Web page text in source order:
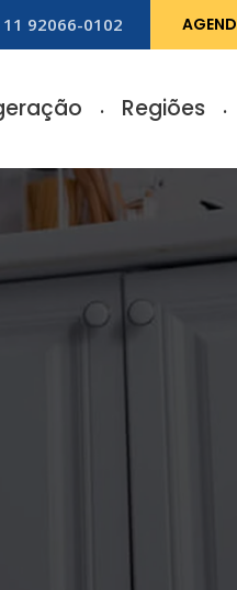
11 92066-0102
Regiões